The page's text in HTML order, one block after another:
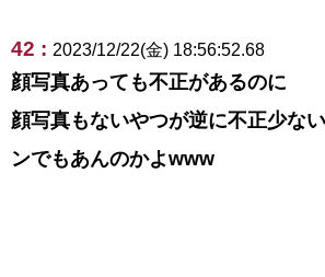
42 : 2023/12/22(金) 18:56:52.68
顔写真あっても不正があるのに
顔写真もないやつが逆に不正少な
ンでもあんのかよwww